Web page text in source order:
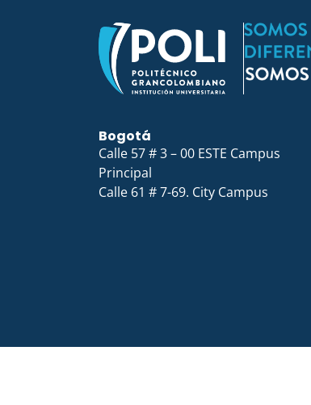
Bogotá
Calle 57 # 3 – 00 ESTE Campus
Principal
Calle 61 # 7-69. City Campus